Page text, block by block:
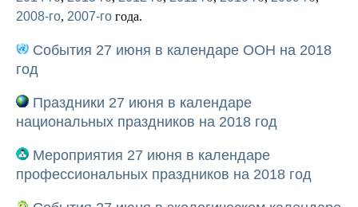
2008-го, 2007-го года.
События 27 июня в календаре ООН на 2018
год
Праздники 27 июня в календаре
национальных праздников на 2018 год
Мероприятия 27 июня в календаре
профессиональных праздников на 2018 год